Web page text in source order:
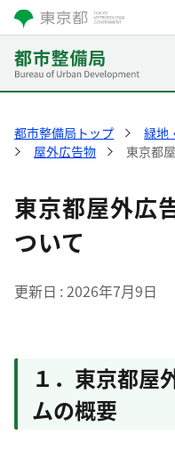
都市整備局トップ 緑地
屋外広告物
東京都
東京都屋外広
ついて
更新日 2026年7月9日
１．東京都屋
ムの概要